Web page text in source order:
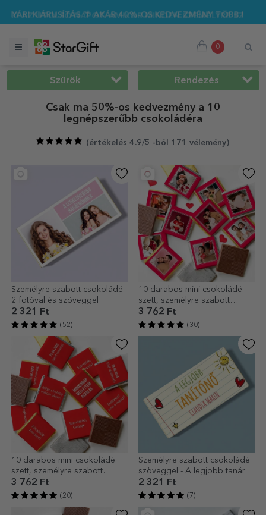
AKÁR 40%-OS KEDVEZMÉNY TÖBB MINT 100 SZEMÉLYRE
0
Szűrők Rendezés
Csak ma 50%-os kedvezmény a 10
legnépszerűbb csokoládéra
(értékelés 4.9/5 -ból 171 vélemény)
Személyre szabott csokoládé
2 fotóval és szöveggel
2 321 Ft
(52)
10 darabos mini csokoládé
szett, személyre szabott
fotóval
3 762 Ft
(30)
10 darabos mini csokoládé
szett, személyre szabott
felirattal
3 762 Ft
(20)
Személyre szabott csokoládé
szöveggel - A legjobb tanár
2 321 Ft
(7)